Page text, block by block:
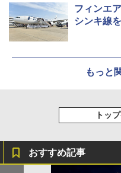
フィンエ
シンキ線
もっと
トッ
おすすめ記事